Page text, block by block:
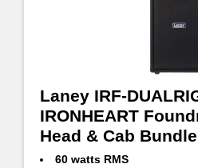
Laney IRF-
IRONHEART
Head & Cab Bundle
60 watts RMS